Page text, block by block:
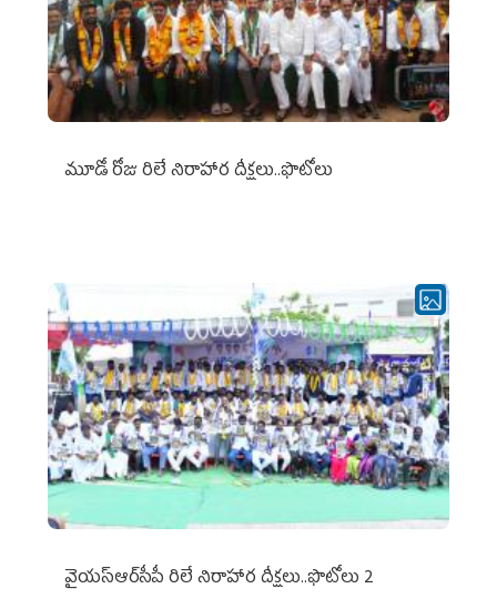
మూడో రోజు రిలే నిరాహార దీక్షలు..ఫొటోలు
వైయ‌స్ఆర్‌సీపీ రిలే నిరాహార దీక్షలు..ఫొటోలు 2